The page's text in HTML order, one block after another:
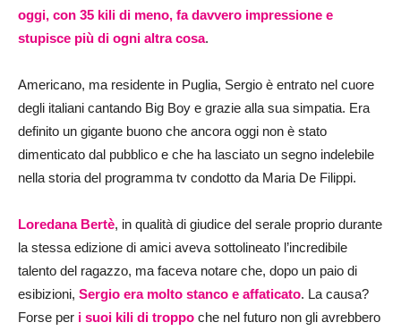
oggi, con 35 kili di meno, fa davvero impressione e
stupisce più di ogni altra cosa.
Americano, ma residente in Puglia, Sergio è entrato nel cuore
degli italiani cantando Big Boy e grazie alla sua simpatia. Era
definito un gigante buono che ancora oggi non è stato
dimenticato dal pubblico e che ha lasciato un segno indelebile
nella storia del programma tv condotto da Maria De Filippi.
Loredana Bertè, in qualità di giudice del serale proprio durante
la stessa edizione di amici aveva sottolineato l’incredibile
talento del ragazzo, ma faceva notare che, dopo un paio di
esibizioni, Sergio era molto stanco e affaticato. La causa?
Forse per i suoi kili di troppo che nel futuro non gli avrebbero